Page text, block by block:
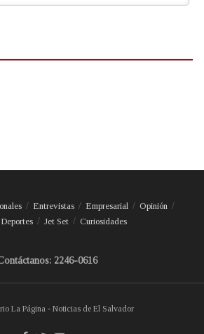
Entrevistas Empresarial
Opinión
Deportes Jet Set Curiosidades
2246-0616
La Página - Noticias de El Salvador